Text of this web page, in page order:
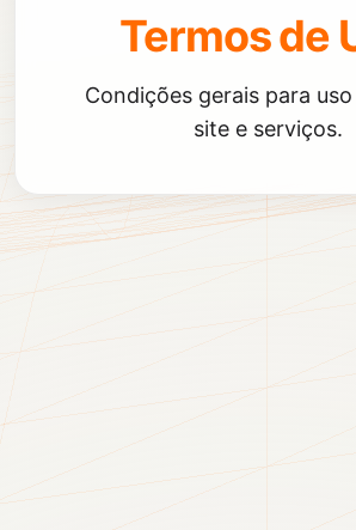
Termos de
Condições gerais para
site e serviços.